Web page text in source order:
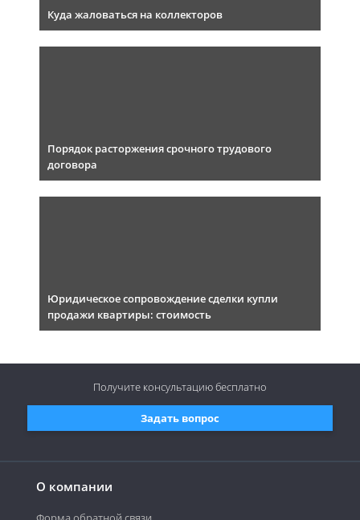
Куда жаловаться на коллекторов
Порядок расторжения срочного трудового
договора
Юридическое сопровождение сделки купли
продажи квартиры: стоимость
О компании
Задать вопрос
Получите консультациюбесплатно